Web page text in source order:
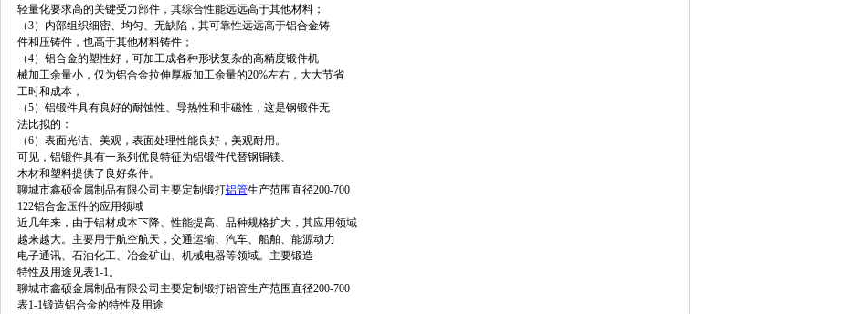
轻量化要求高的关键受力部件，其综合性能远远高于其他材料；
（3）内部组织细密、均匀、无缺陷，其可靠性远远高于铝合金铸
件和压铸件，也高于其他材料铸件；
（4）铝合金的塑性好，可加工成各种形状复杂的高精度锻件机
械加工余量小，仅为铝合金拉伸厚板加工余量的20%左右，大大节省
工时和成本，
（5）铝锻件具有良好的耐蚀性、导热性和非磁性，这是钢锻件无
法比拟的：
（6）表面光洁、美观，表面处理性能良好，美观耐用。
可见，铝锻件具有一系列优良特征为铝锻件代替钢铜镁、
木材和塑料提供了良好条件。
聊城市鑫硕金属制品有限公司主要定制锻打铝管生产范围直径200-700
122铝合金压件的应用领域
近几年来，由于铝材成本下降、性能提高、品种规格扩大，其应用领域
越来越大。主要用于航空航天，交通运输、汽车、船舶、能源动力
电子通讯、石油化工、冶金矿山、机械电器等领域。主要锻造
特性及用途见表1-1。
聊城市鑫硕金属制品有限公司主要定制锻打铝管生产范围直径200-700
表1-1锻造铝合金的特性及用途